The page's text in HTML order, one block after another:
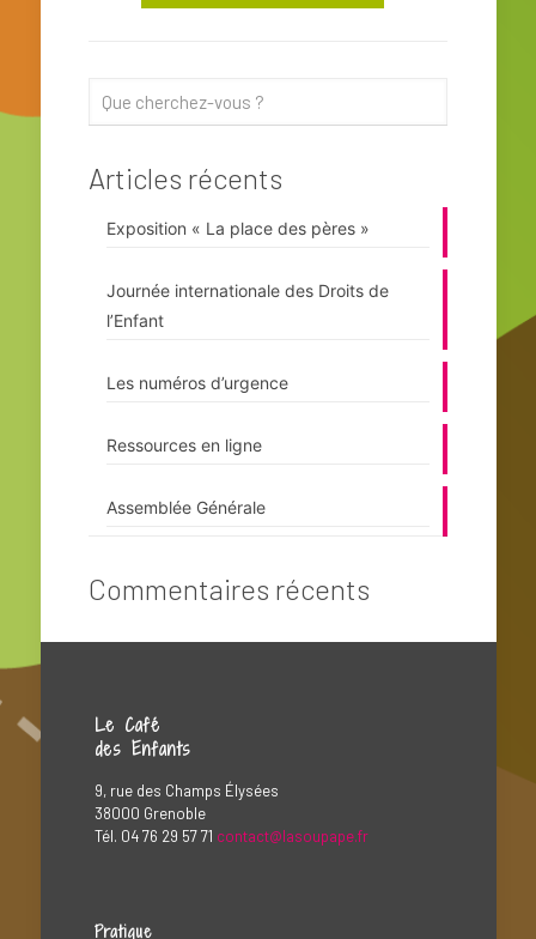
Articles récents
Exposition « La place des pères »
Journée internationale des Droits de
l’Enfant
Les numéros d’urgence
Ressources en ligne
Assemblée Générale
Commentaires récents
Le Café
des Enfants
9, rue des Champs Élysées
38000 Grenoble
Tél. 04 76 29 57 71 contact@lasoupape.fr
Pratique